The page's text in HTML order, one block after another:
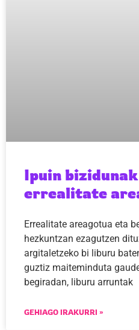
Ipuin
errealitate
Errealitate areagotua eta
hezkuntzan ezagutzen
argitaletzeko bi liburu
guztiz maiteminduta
begiradan, liburu arruntak
GEHIAGO IRAKURRI »